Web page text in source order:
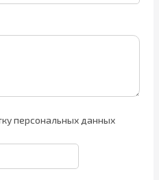
персональных данных